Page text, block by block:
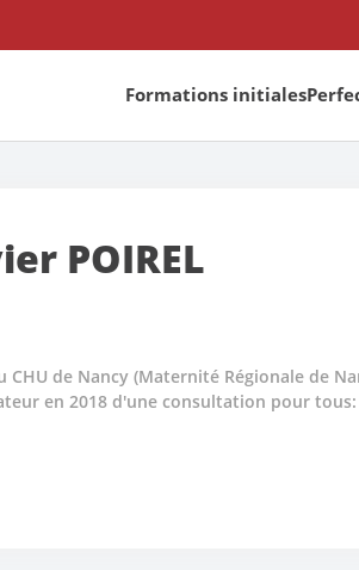
Formations initiales
POIREL
CHU de Nancy (Maternité Régionale de
en 2018 d'une consultation pour